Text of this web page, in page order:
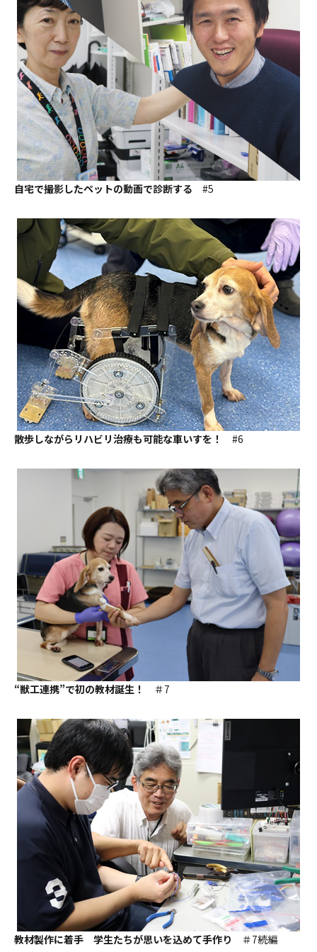
自宅で撮影したペットの動画で診断する #5
散歩しながらリハビリ治療も可能な車いすを！ #6
“獣工連携”で初の教材誕生！ ＃7
教材製作に着手 学生たちが思いを込めて手作り ＃7続編